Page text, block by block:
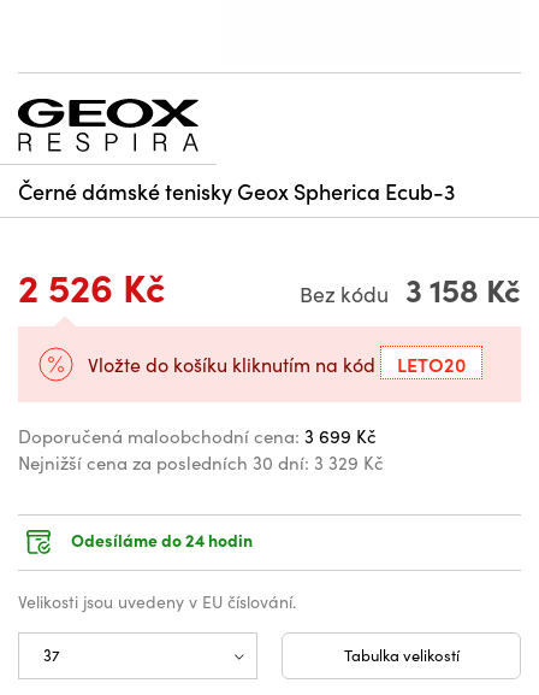
Černé dámské tenisky Geox Spherica Ecub-3
2 526 Kč Bez kódu 3 158 Kč
Vložte do košíku kliknutím na kód LETO20
Doporučená maloobchodní cena: 3 699 Kč
Nejnižší cena za posledních 30 dní: 3 329 Kč
Odesíláme do 24 hodin
Velikosti jsou uvedeny v EU číslování.
Tabulka velikostí